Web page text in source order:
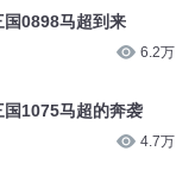
国0898马超到来
6.2万
国1075马超的奔袭
4.7万